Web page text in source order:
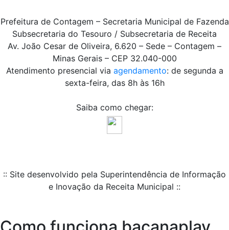
Prefeitura de Contagem – Secretaria Municipal de Fazenda
Subsecretaria do Tesouro / Subsecretaria de Receita
Av. João Cesar de Oliveira, 6.620 – Sede – Contagem –
Minas Gerais – CEP 32.040-000
Atendimento presencial via agendamento: de segunda a
sexta-feira, das 8h às 16h
Saiba como chegar:
:: Site desenvolvido pela Superintendência de Informação
e Inovação da Receita Municipal ::